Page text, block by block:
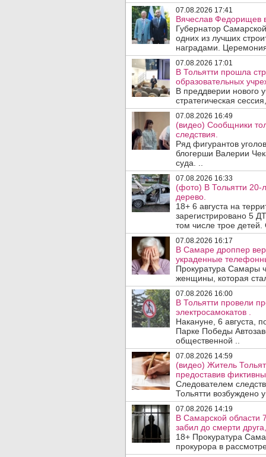
07.08.2026 17:41
Вячеслав Федорищев
Губернатор
одних из лучших
наградами.
07.08.2026 17:01
В Тольятти прошла
образовательных
В преддверии нового
стратегическая
07.08.2026 16:49
(видео) Сообщники
следствия.
Ряд фигурантов
блогерши Валерии
суда. ..
07.08.2026 16:33
(фото) В Тольятти 20-
дерево.
18+ 6 августа на
зарегистрировано 5
том числе трое
07.08.2026 16:17
В Самаре дроппер
украденные
Прокуратура Самары
женщины, которая
07.08.2026 16:00
В Тольятти провели
электросамокатов .
Накануне, 6 августа,
Парке Победы
общественной ..
07.08.2026 14:59
(видео) Житель
предоставив
Следователем
Тольятти возбуждено
07.08.2026 14:19
В Самарской области
забил до смерти
18+ Прокуратура
прокурора в